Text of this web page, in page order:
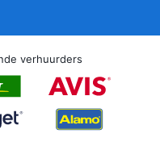
verhuurders